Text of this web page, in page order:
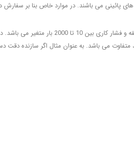
پائینی می باشند. در موارد خاص بنا بر سفارش
معمولا دبی این پمپ ها بین 1 تا